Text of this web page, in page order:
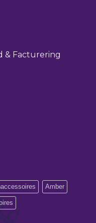
& Facturering
Amber